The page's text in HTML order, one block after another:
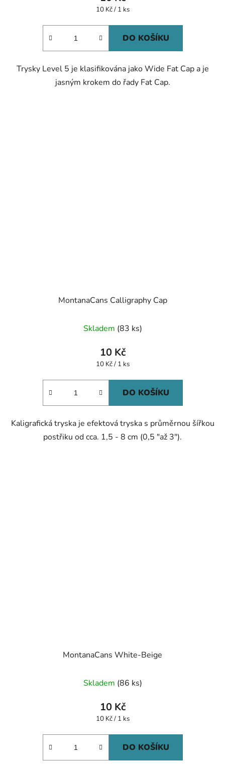
Měrná
10 Kč / 1 ks
DO KOŠÍKU
Trysky Level 5 je klasifikována jako Wide Fat Cap a je
jasným krokem do řady Fat Cap.
MontanaCans Calligraphy Cap
hodnocení
produktu
je
Skladem (83 ks)
10 Kč
Měrná
10 Kč / 1 ks
DO KOŠÍKU
Kaligrafická tryska je efektová tryska s průměrnou šířkou
postřiku od cca. 1,5 - 8 cm (0,5 "až 3").
MontanaCans White-Beige
hodnocení
produktu
je
Skladem (86 ks)
10 Kč
Měrná
10 Kč / 1 ks
DO KOŠÍKU